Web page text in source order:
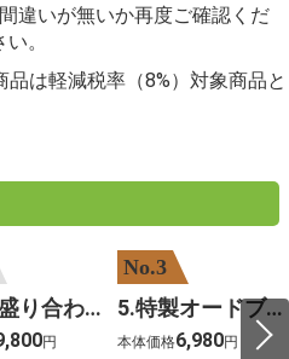
자종합복지회관 1층
違いが無いか再度ご確認くだ
い。
は軽減税率（8%）対象商品と
1.寿司盛り合わせ 饗宴～きょうえん～
円
No.3
5.特製オードブル
本体価格6,980円